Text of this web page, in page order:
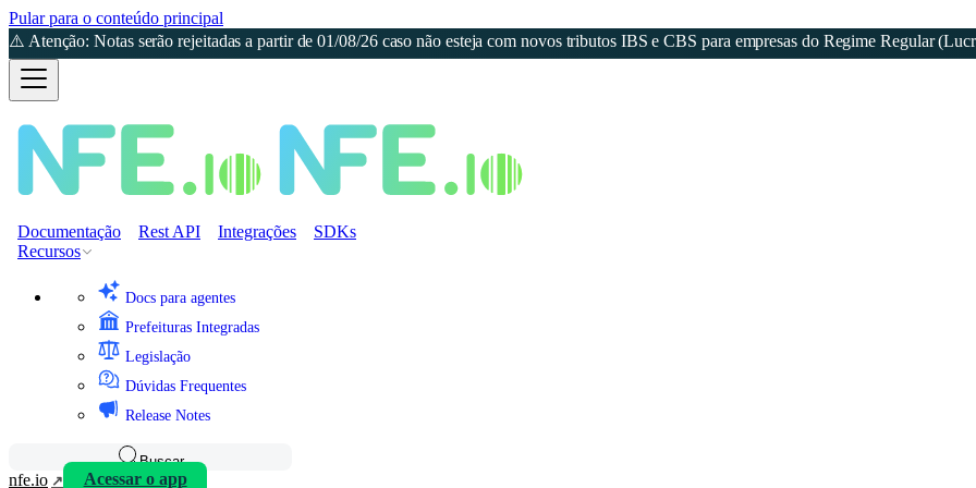
Pular para o conteúdo principal
⚠️ Atenção: Notas serão rejeitadas a partir de 01/08/26 caso não esteja com novos tributos IBS e CBS para empresas do Regime Regular
Documentação Rest API Integrações
SDKs
Recursos
Docs para agentes
Prefeituras Integradas
Legislação
Dúvidas Frequentes
Release Notes
Buscar
nfe.io Acessar o app